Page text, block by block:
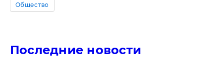
Общество
Последние новости